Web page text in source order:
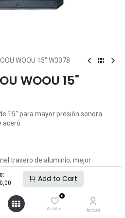
Add to Cart
0
Wishlist Account
WOOU 15" W3078
WOOU 15"
15" para mayor presión sonora.
trasero de aluminio, mejor